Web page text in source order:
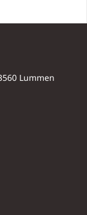
Lummen